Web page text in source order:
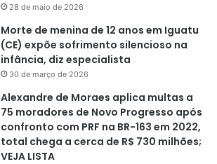
28 de maio de 2026
Morte de menina de 12 anos em Iguatu
(CE) expõe sofrimento silencioso na
infância, diz especialista
30 de março de 2026
Alexandre de Moraes aplica multas a
75 moradores de Novo Progresso após
confronto com PRF na BR-163 em 2022,
total chega a cerca de R$ 730 milhões;
VEJA LISTA